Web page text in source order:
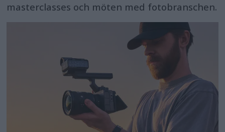
masterclasses och möten med fotobranschen.